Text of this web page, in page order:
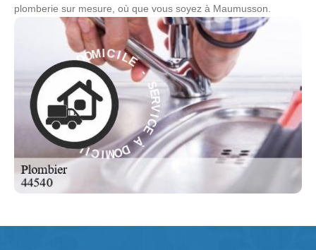
plomberie sur mesure, où que vous soyez à Maumusson.
S
E
R
V
I
C
E
À
O
MICILE -
SE
R
V
I
C
E
À
D
O
M
I
C
I
L
E
-